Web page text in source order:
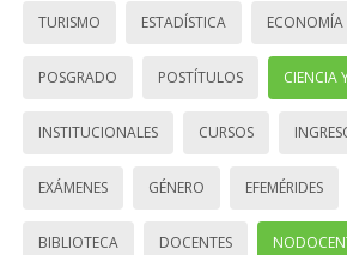
TURISMO ESTADÍSTICA ECONOMÍA
POSGRADO POSTÍTULOS CIENCIA
INSTITUCIONALES CURSOS
EXÁMENES GÉNERO EFEMÉRIDES
BIBLIOTECA DOCENTES